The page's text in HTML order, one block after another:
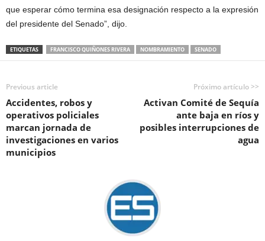
que esperar cómo termina esa designación respecto a la expresión
del presidente del Senado”, dijo.
ETIQUETAS FRANCISCO QUIÑONES RIVERA NOMBRAMIENTO SENADO
Previous article
Accidentes, robos y
operativos policiales
marcan jornada de
investigaciones en varios
municipios
Próximo artículo >>
Activan Comité de Sequía
ante baja en ríos y
posibles interrupciones de
agua